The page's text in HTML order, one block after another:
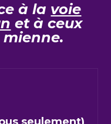
à la voie
et à ceux